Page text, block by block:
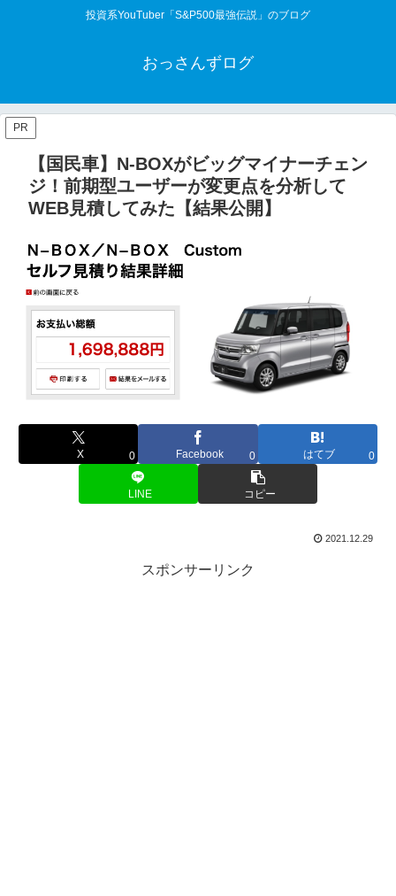
投資系YouTuber「S&P500最強伝説」のブログ
おっさんずログ
PR
【国民車】N-BOXがビッグマイナーチェン
ジ！前期型ユーザーが変更点を分析して
WEB見積してみた【結果公開】
X 0 Facebook 0 はてブ 0
LINE コピー
2021.12.29
スポンサーリンク